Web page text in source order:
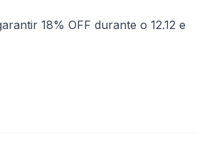
18% OFF durante o 12.12 e